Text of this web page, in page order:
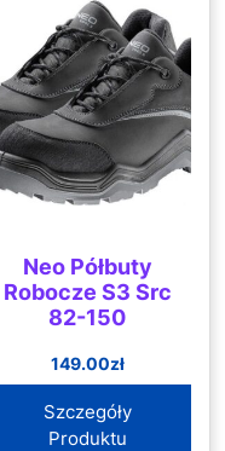
Neo Półbuty
Robocze S3 Src
82-150
149.00zł
Szczegóły
Produktu